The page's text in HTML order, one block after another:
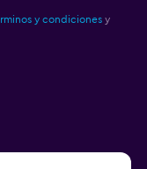
y condiciones y